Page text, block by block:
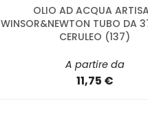
OLIO AD ACQUA
WINSOR&NEWTON TUBO DA
CERULEO (137)
A partire da
11,75 €